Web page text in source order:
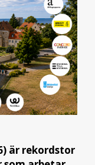
är rekordstor